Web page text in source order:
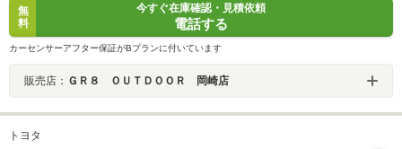
無
料
今すぐ在庫確認・見積依頼
電話する
カーセンサーアフター保証がBプランに付いています
販売店： ＧＲ８ ＯＵＴＤＯＯＲ 岡崎店
トヨタ